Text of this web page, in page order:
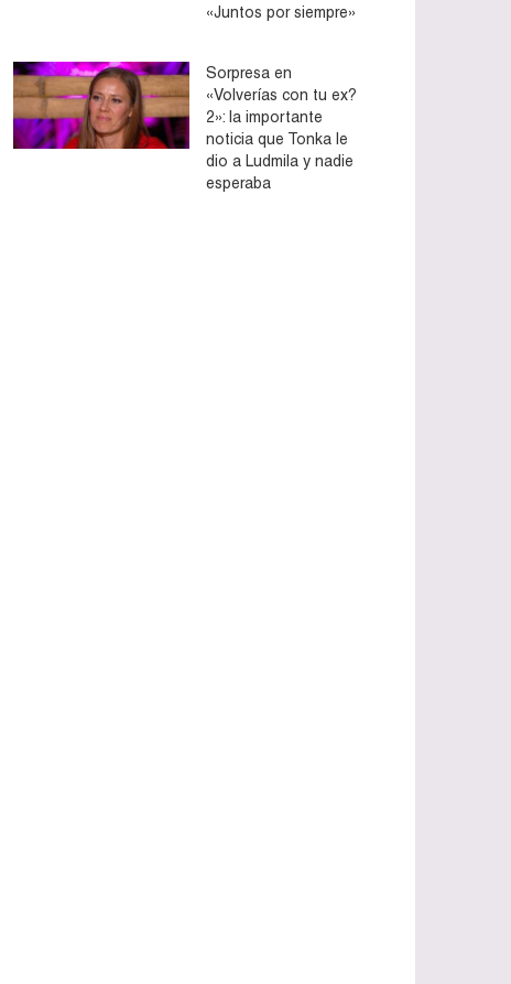
«Juntos por siempre»
Sorpresa en
«Volverías con tu ex?
2»: la importante
noticia que Tonka le
dio a Ludmila y nadie
esperaba